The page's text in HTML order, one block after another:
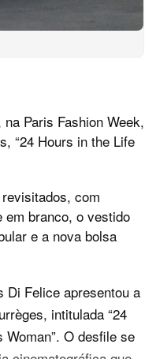
Paris Fashion Week,
“24 Hours in the Life
com
em branco, o vestido
e a nova bolsa
Di Felice apresentou a
intitulada “24
O desfile se